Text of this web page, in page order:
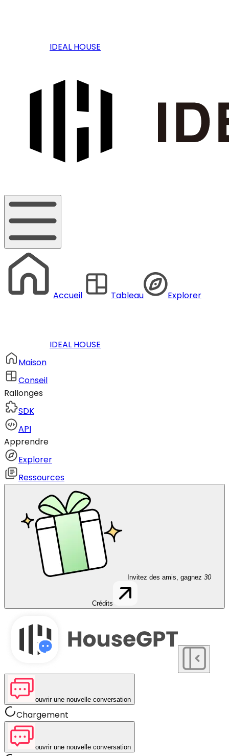
IDEAL HOUSE
Accueil Tableau Explorer
IDEAL HOUSE
Maison
Conseil
Rallonges
SDK
API
Apprendre
Explorer
Ressources
Invitez des amis, gagnez 30
Crédits
ouvrir une nouvelle conversation
Chargement
ouvrir une nouvelle conversation